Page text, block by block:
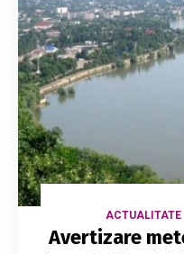
ACTUALITATE
Avertizare